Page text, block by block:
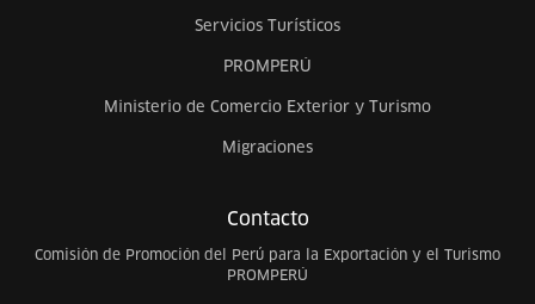
Servicios Turísticos
PROMPERÚ
Ministerio de Comercio Exterior y Turismo
Migraciones
Contacto
Comisión de Promoción del Perú para la Exportación y el Turismo
PROMPERÚ